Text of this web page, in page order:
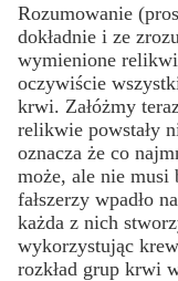
Rozumowanie
dokładnie i ze
wymienione
oczywiście
krwi. Załóżmy
relikwie powstały
oznacza że co
może, ale nie
fałszerzy wpadło
każda z nich
wykorzystując
rozkład grup krwi